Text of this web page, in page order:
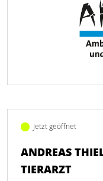
Jetzt geöffnet
ANDREAS
TIERARZT